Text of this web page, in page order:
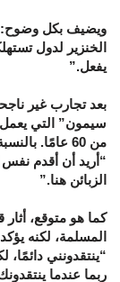
ويضيف بكل وضوح:
الخنزير لدول
يفعل.”
بعد تجارب غير
سيمون” التي يعمل
من 60 عامًا. بالنسبة له، المفتاح هو الاستمرارية:
“أريد أن أقدم
الزبائن هنا.”
كما هو متوقع، أثار
المسلمة، لكنه
“ينتقدونني
ربما عندما